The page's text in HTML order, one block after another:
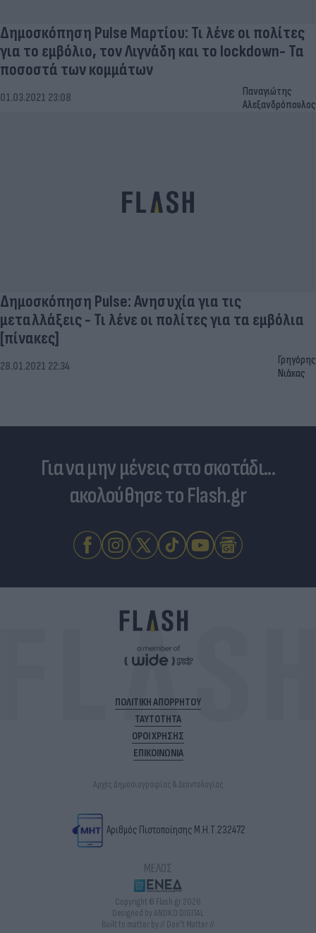
Δημοσκόπηση Pulse Μαρτίου: Τι λένε οι πολίτες
για το εμβόλιο, τον Λιγνάδη και το lockdown- Τα
ποσοστά των κομμάτων
01.03.2021 23:08
Παναγιώτης
Αλεξανδρόπουλος
Δημοσκόπηση Pulse: Ανησυχία για τις
μεταλλάξεις - Τι λένε οι πολίτες για τα εμβόλια
[πίνακες]
28.01.2021 22:34
Γρηγόρης
Νιάκας
Για να μην μένεις στο σκοτάδι...
ακολούθησε το Flash.gr
ΠΟΛΙΤΙΚΗ ΑΠΟΡΡΗΤΟΥ
ΤΑΥΤΟΤΗΤΑ
ΟΡΟΙ ΧΡΗΣΗΣ
ΕΠΙΚΟΙΝΩΝΙΑ
Αρχές Δημοσιογραφίας & Δεοντολογίας
Αριθμός Πιστοποίησης Μ.Η.Τ.232472
ΜΕΛΟΣ
Copyright © Flash.gr 2026
Designed by ANDKO DIGITAL
Built to matter by // Don't Matter //